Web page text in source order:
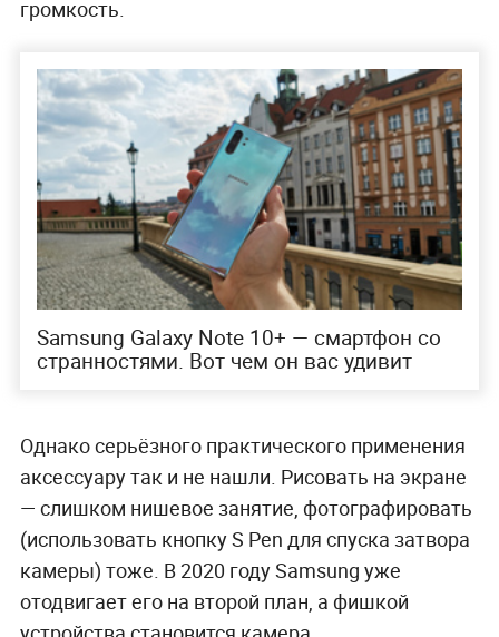
несмотря на полное отсутствие конкуренции. В
первом Galaxy Note стилус распознавал лишь
256 степеней нажатия, а в Galaxy Note ll — уже
1024 и был в четыре раза чувствительнее. В
2019 году также вышло крупное обновление: S
Pen получил гироскоп и акселерометр, с ними
смартфон научился распознавать взмахи. Так
он стал полноценным пультом — с его помощью
можно переключать видео, регулировать
громкость.